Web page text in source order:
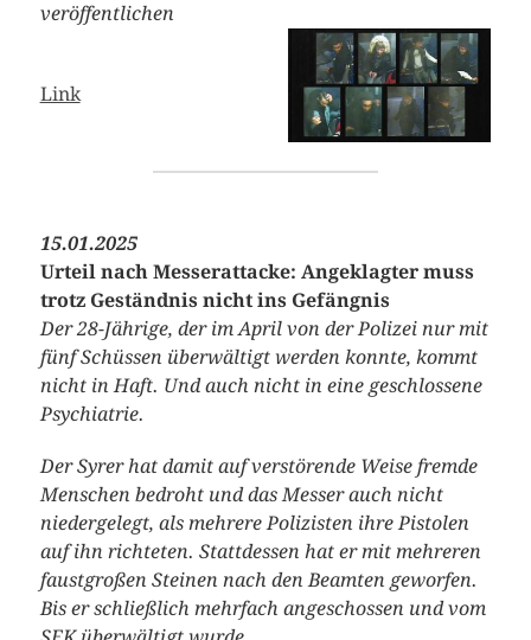
veröffentlichen
Link
15.01.2025
Urteil nach Messerattacke: Angeklagter muss
trotz Geständnis nicht ins Gefängnis
Der 28-Jährige, der im April von der Polizei nur mit
fünf Schüssen überwältigt werden konnte, kommt
nicht in Haft. Und auch nicht in eine geschlossene
Psychiatrie.
Der Syrer hat damit auf verstörende Weise fremde
Menschen bedroht und das Messer auch nicht
niedergelegt, als mehrere Polizisten ihre Pistolen
auf ihn richteten. Stattdessen hat er mit mehreren
faustgroßen Steinen nach den Beamten geworfen.
Bis er schließlich mehrfach angeschossen und vom